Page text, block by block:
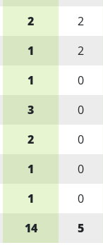
2 2
1 2
1 0
3 0
2 0
1 0
1 0
14 5